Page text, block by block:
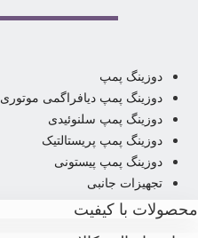
دوزینگ پمپ
دوزینگ پمپ دیافراگمی موتوری
دوزینگ پمپ سلنوئیدی
دوزینگ پمپ پریستالتیک
دوزینگ پمپ پیستونی
تجهیزات جانبی
محصولات با کیفیت